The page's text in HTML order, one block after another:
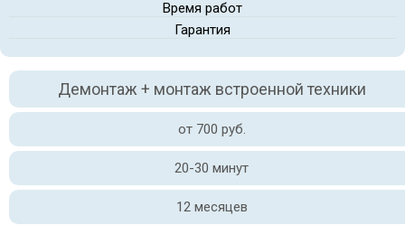
Время работ
Гарантия
Демонтаж + монтаж встроенной техники
от 700 руб.
20-30 минут
12 месяцев